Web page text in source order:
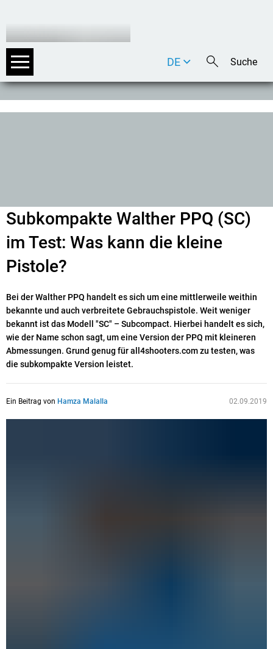
DE
EN
Subkompakte Walther PPQ (SC)
im Test: Was kann die kleine
Pistole?
Bei der Walther PPQ handelt es sich um eine mittlerweile weithin
bekannte und auch verbreitete Gebrauchspistole. Weit weniger
bekannt ist das Modell "SC" – Subcompact. Hierbei handelt es sich,
wie der Name schon sagt, um eine Version der PPQ mit kleineren
Abmessungen. Grund genug für all4shooters.com zu testen, was
die subkompakte Version leistet.
Ein Beitrag von Hamza Malalla 02.09.2019